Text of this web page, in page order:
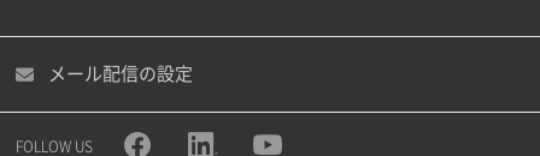
メール配信の設定
FOLLOW US